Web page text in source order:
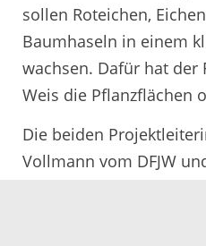
sollen Roteichen,
Baumhaseln in einem
wachsen. Dafür hat der
Weis die Pflanzflächen
Die beiden
Vollmann vom DFJW